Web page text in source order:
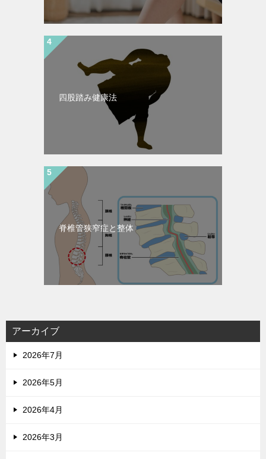
四股踏み健康法
脊椎管狭窄症と整体
アーカイブ
2026年7月
2026年5月
2026年4月
2026年3月